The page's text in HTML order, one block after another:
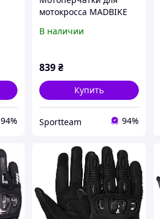
94%
мотокросса MADBIKE
(L-XXL, черный)
В наличии
839 ₴
Купить
Sportteam 94%